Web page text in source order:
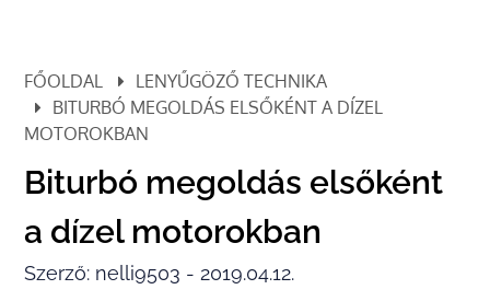
FŐOLDAL
LENYŰGÖZŐ TECHNIKA
BITURBÓ MEGOLDÁS ELSŐKÉNT A DÍZEL
MOTOROKBAN
Biturbó megoldás elsőként
a dízel motorokban
Szerző: nelli9503 - 2019.04.12.